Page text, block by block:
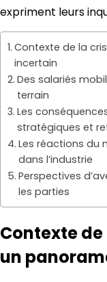
expriment leurs
Contexte de la
incertain
Des salariés
terrain
Les
stratégiques et
Les réactions du
dans l’industrie
Perspectives
les parties
Contexte
un